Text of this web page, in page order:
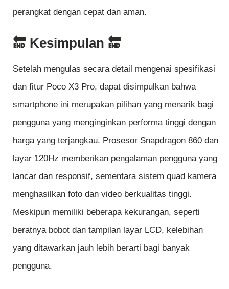
perangkat dengan cepat dan aman.
🔚 Kesimpulan 🔚
Setelah mengulas secara detail mengenai spesifikasi
dan fitur Poco X3 Pro, dapat disimpulkan bahwa
smartphone ini merupakan pilihan yang menarik bagi
pengguna yang menginginkan performa tinggi dengan
harga yang terjangkau. Prosesor Snapdragon 860 dan
layar 120Hz memberikan pengalaman pengguna yang
lancar dan responsif, sementara sistem quad kamera
menghasilkan foto dan video berkualitas tinggi.
Meskipun memiliki beberapa kekurangan, seperti
beratnya bobot dan tampilan layar LCD, kelebihan
yang ditawarkan jauh lebih berarti bagi banyak
pengguna.